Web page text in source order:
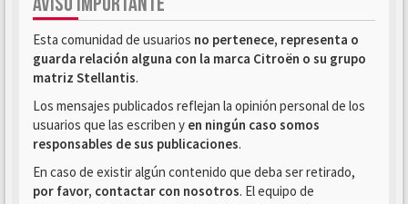
Esta comunidad de usuarios no pertenece, representa o
guarda relación alguna con la marca Citroën o su grupo
matriz Stellantis.
Los mensajes publicados reflejan la opinión personal de los
usuarios que las escriben y en ningún caso somos
responsables de sus publicaciones.
En caso de existir algún contenido que deba ser retirado,
por favor, contactar con nosotros. El equipo de